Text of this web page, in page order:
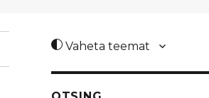
Vaheta teemat